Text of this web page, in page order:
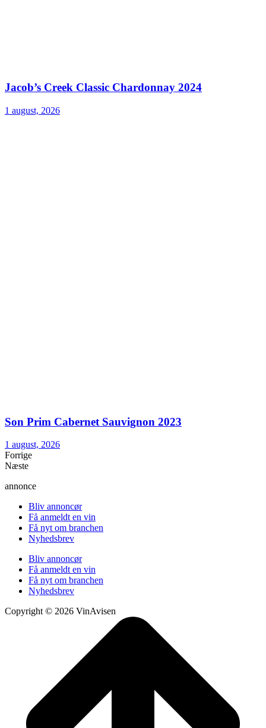
Jacob’s Creek Classic Chardonnay 2024
1 august, 2026
Son Prim Cabernet Sauvignon 2023
1 august, 2026
Forrige
Næste
annonce
Bliv annoncør
Få anmeldt en vin
Få nyt om branchen
Nyhedsbrev
Bliv annoncør
Få anmeldt en vin
Få nyt om branchen
Nyhedsbrev
Copyright © 2026 VinAvisen